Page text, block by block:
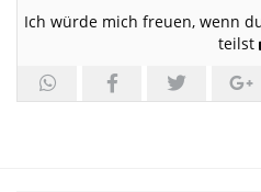
Ich würde mich freuen, wenn
teilst